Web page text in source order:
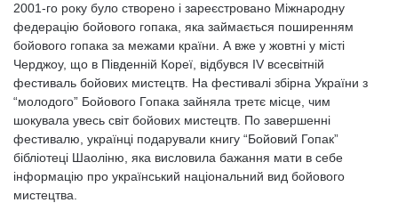
2001-го року було створено і зареєстровано Міжнародну
федерацію бойового гопака, яка займається поширенням
бойового гопака за межами країни. А вже у жовтні у місті
Черджоу, що в Південній Кореї, відбувся IV всесвітній
фестиваль бойових мистецтв. На фестивалі збірна України з
“молодого” Бойового Гопака зайняла третє місце, чим
шокувала увесь світ бойових мистецтв. По завершенні
фестивалю, українці подарували книгу “Бойовий Гопак”
бібліотеці Шаоліню, яка висловила бажання мати в себе
інформацію про український національний вид бойового
мистецтва.